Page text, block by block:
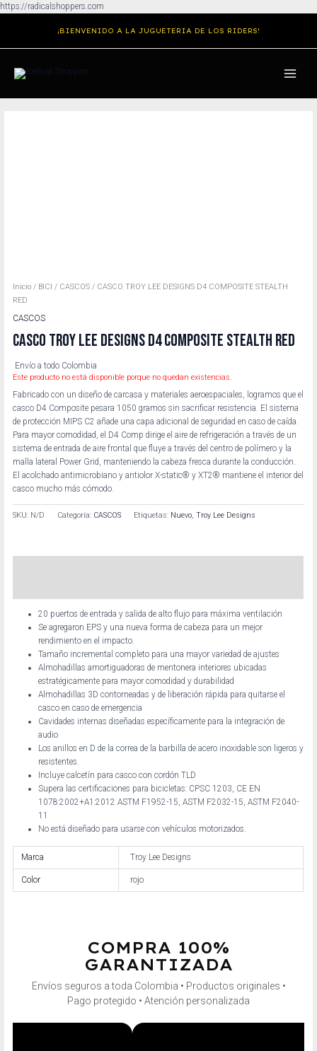
https://radicalshoppers.com
contenido
¡BIENVENIDO A LA JUGUETERIA DE LOS RIDERS!
MENU
Inicio / BICI / CASCOS / CASCO TROY LEE DESIGNS D4 COMPOSITE STEALTH
RED
CASCOS
CASCO TROY LEE DESIGNS D4 COMPOSITE STEALTH RED
Envío a todo Colombia
Este producto no está disponible porque no quedan existencias.
Fabricado con un diseño de carcasa y materiales aeroespaciales, logramos que el
casco D4 Composite pesara 1050 gramos sin sacrificar resistencia. El sistema
de protección MIPS C2 añade una capa adicional de seguridad en caso de caída.
Para mayor comodidad, el D4 Comp dirige el aire de refrigeración a través de un
sistema de entrada de aire frontal que fluye a través del centro de polímero y la
malla lateral Power Grid, manteniendo la cabeza fresca durante la conducción.
El acolchado antimicrobiano y antiolor X-static® y XT2® mantiene el interior del
casco mucho más cómodo.
SKU: N/D Categoría: CASCOS Etiquetas: Nuevo,Troy Lee Designs
20 puertos de entrada y salida de alto flujo para máxima ventilación
Se agregaron EPS y una nueva forma de cabeza para un mejor
rendimiento en el impacto.
Tamaño incremental completo para una mayor variedad de ajustes
Almohadillas amortiguadoras de mentonera interiores ubicadas
estratégicamente para mayor comodidad y durabilidad
Almohadillas 3D contorneadas y de liberación rápida para quitarse el
casco en caso de emergencia
Cavidades internas diseñadas específicamente para la integración de
audio
Los anillos en D de la correa de la barbilla de acero inoxidable son ligeros y
resistentes.
Incluye calcetín para casco con cordón TLD
Supera las certificaciones para bicicletas: CPSC 1203, CE EN
1078:2002+A1:2012 ASTM F1952-15, ASTM F2032-15, ASTM F2040-
11
No está diseñado para usarse con vehículos motorizados.
Marca Troy Lee Designs
Color rojo
COMPRA 100%
GARANTIZADA
Envíos seguros a toda Colombia • Productos originales •
Pago protegido • Atención personalizada